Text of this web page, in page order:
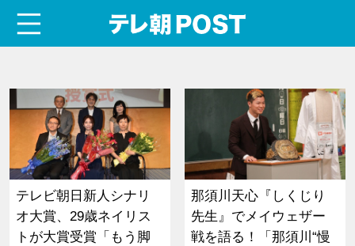
テレビ朝日新人シナリ
オ大賞、29歳ネイリス
トが大賞受賞「もう脚
那須川天心『しくじり
先生』でメイウェザー
戦を語る！「那須川“慢